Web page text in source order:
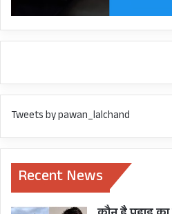
Tweets by pawan_lalchand
Recent News